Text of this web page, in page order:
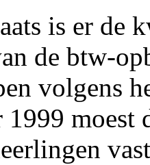
is er de
de btw-
volgens
moest